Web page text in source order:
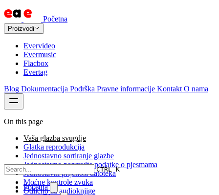
Početna
Proizvodi
Evervideo
Evermusic
Flacbox
Evertag
Blog Dokumentacija Podrška Pravne informacije Kontakt O nama
CTRL K
Početna
On this page
Vaša glazba svugdje
Glatka reprodukcija
Jednostavno sortiranje glazbe
Jednostavno popravite podatke o pjesmama
Jednostavni prijenosi datoteka
Moćne kontrole zvuka
Odlično za audioknjige